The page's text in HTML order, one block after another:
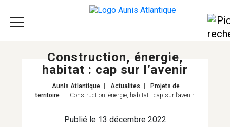
Construction, énergie,
habitat : cap sur l’avenir
Aunis Atlantique Actualites
Projets de
territoire
Construction, énergie, habitat : cap sur l’avenir
Publié le 13 décembre 2022